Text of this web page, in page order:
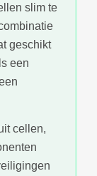
slim te
geschikt
een
cellen,